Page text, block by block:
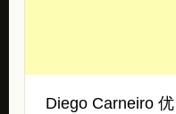
Diego Carneiro 优